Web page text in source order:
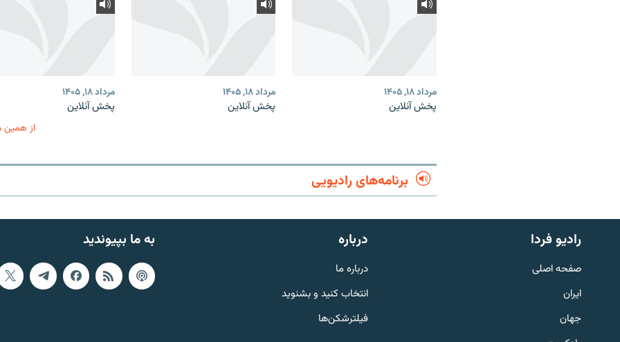
English
به ما بپیوندید
مرداد ۱۸, ۱۴۰۵
پخش آنلاین
مرداد ۱۸, ۱۴۰۵
پخش آنلاین
مرداد ۱۸, ۱۴۰۵
پخش آنلاین
از همین
برنامه‌های رادیویی
به ما بپیوندید رادیو فردا
صفحه اصلی
ایران
جهان
درباره
درباره ما
انتخاب کنید و بشنوید
فیلترشکن‌ها